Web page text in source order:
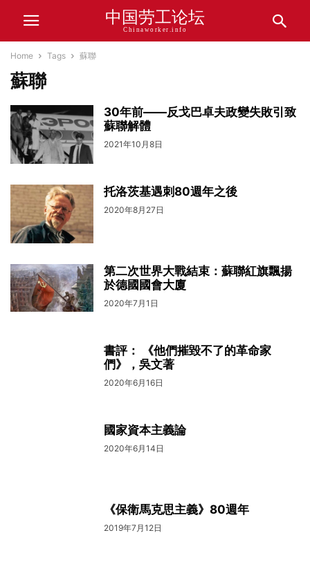
中国劳工论坛
Chinaworker.info
Home Tags 蘇聯
蘇聯
30年前——反戈巴卓夫政變失敗引致
蘇聯解體
2021年10月8日
托洛茨基遇刺80週年之後
2020年8月27日
第二次世界大戰結束：蘇聯紅旗飄揚
於德國國會大廈
2020年7月1日
書評： 《他們摧毀不了的革命家
們》，吳文著
2020年6月16日
國家資本主義論
2020年6月14日
《保衛馬克思主義》80週年
2019年7月12日